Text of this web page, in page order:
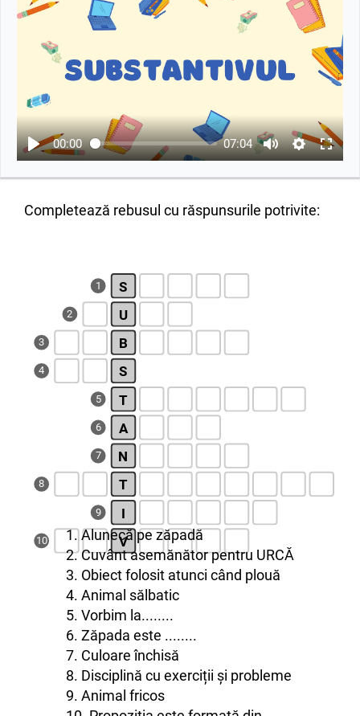
00:00 07:04
Completează rebusul cu răspunsurile potrivite:
1 S
2 U
3 B
4 S
5 T
6 A
7 N
8 T
9 I
10 V
1. Alunecă pe zăpadă
2. Cuvânt asemănător pentru URCĂ
3. Obiect folosit atunci când plouă
4. Animal sălbatic
5. Vorbim la........
6. Zăpada este ........
7. Culoare închisă
8. Disciplină cu exerciții și probleme
9. Animal fricos